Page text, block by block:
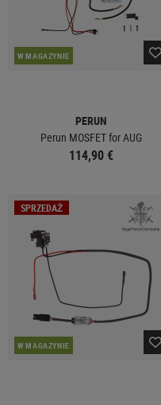
W MAGAZYNIE
PERUN
Perun MOSFET for AUG
114,90 €
SPRZEDAŻ
W MAGAZYNIE